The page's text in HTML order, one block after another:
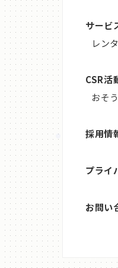
サービ
レン
CSR活
おそ
採用情
プライ
お問い